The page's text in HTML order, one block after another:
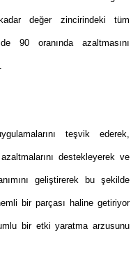
değer zincirindeki tüm
90 oranında azaltmasını
teşvik ederek,
destekleyerek ve
geliştirerek bu şekilde
bir parçası haline getiriyor
bir etki yaratma arzusunu